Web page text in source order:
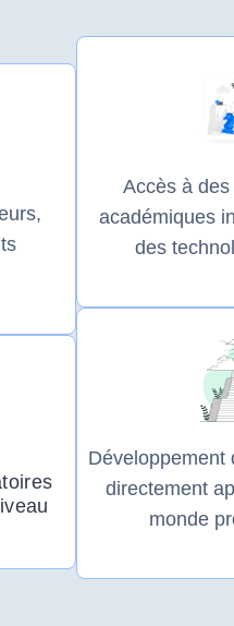
Accès à
académiques
des
Développement
directement
monde